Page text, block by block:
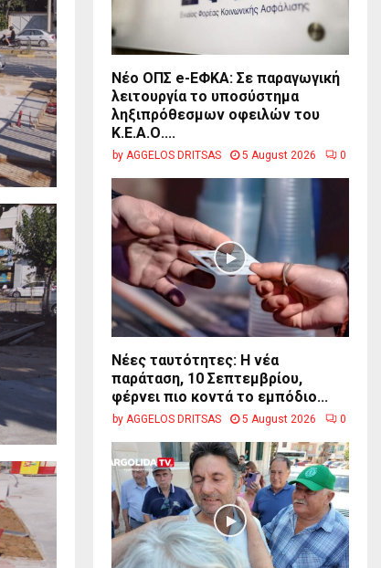
Νέο ΟΠΣ e-ΕΦΚΑ: Σε παραγωγική
λειτουργία το υποσύστημα
ληξιπρόθεσμων οφειλών του
Κ.Ε.Α.Ο....
by AGGELOS DRITSAS 5 August 2026 0
Νέες ταυτότητες: Η νέα
παράταση, 10 Σεπτεμβρίου,
φέρνει πιο κοντά το εμπόδιο...
by AGGELOS DRITSAS 5 August 2026 0